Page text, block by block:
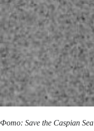
Фото: Save the Caspian Sea